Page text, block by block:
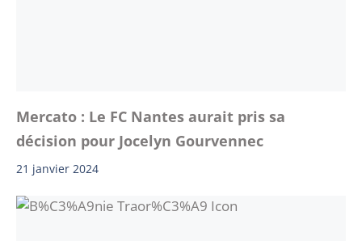
Mercato : Le FC Nantes aurait pris sa
décision pour Jocelyn Gourvennec
21 janvier 2024